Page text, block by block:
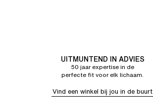
UITMUNTEND IN ADVIES
50 jaar expertise in de
perfecte fit voor elk lichaam.
Vind een winkel bij jou in de buurt